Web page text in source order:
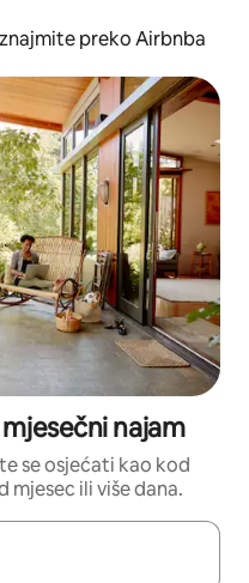
preko Airbnba
najam
se osjećati kao kod
ili više dana.
ćete ih pregledati